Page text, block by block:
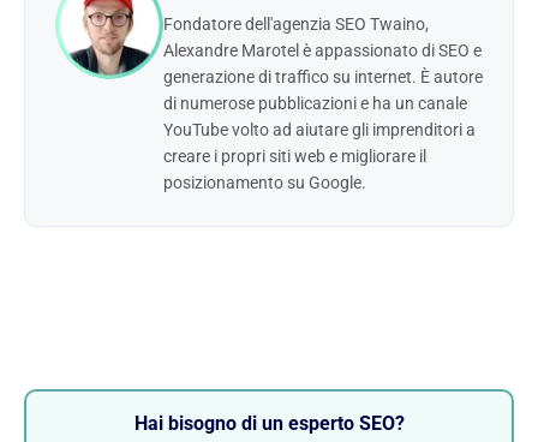
Fondatore dell'agenzia SEO Twaino,
Alexandre Marotel è appassionato di SEO e
generazione di traffico su internet. È autore
di numerose pubblicazioni e ha un canale
YouTube volto ad aiutare gli imprenditori a
creare i propri siti web e migliorare il
posizionamento su Google.
Hai bisogno di un esperto SEO?